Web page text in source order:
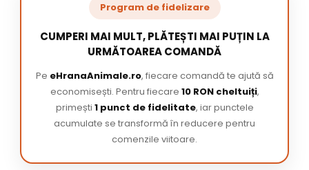
Program de fidelizare
CUMPERI MAI MULT, PLĂTEȘTI MAI PUȚIN LA
URMĂTOAREA COMANDĂ
Pe eHranaAnimale.ro, fiecare comandă te ajută să
economisești. Pentru fiecare 10 RON cheltuiți,
primești 1 punct de fidelitate, iar punctele
acumulate se transformă în reducere pentru
comenzile viitoare.